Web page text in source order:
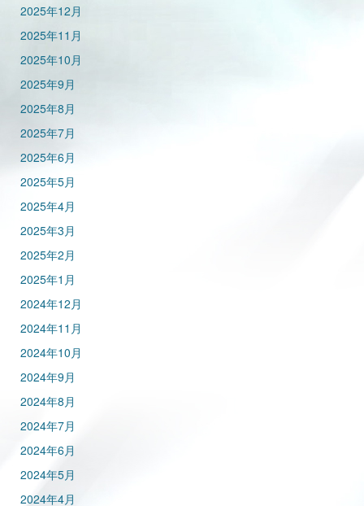
2025年12月
2025年11月
2025年10月
2025年9月
2025年8月
2025年7月
2025年6月
2025年5月
2025年4月
2025年3月
2025年2月
2025年1月
2024年12月
2024年11月
2024年10月
2024年9月
2024年8月
2024年7月
2024年6月
2024年5月
2024年4月